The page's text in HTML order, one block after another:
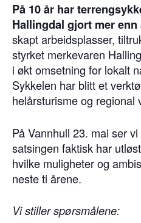
På 10 år har
Hallingdal gjort mer enn
skapt arbeidsplasser,
styrket merkevaren
i økt omsetning for lokalt
Sykkelen har blitt et
helårsturisme og regional
På Vannhull 23. mai ser
satsingen faktisk har
hvilke muligheter og
neste ti årene.
Vi stiller spørsmålene: